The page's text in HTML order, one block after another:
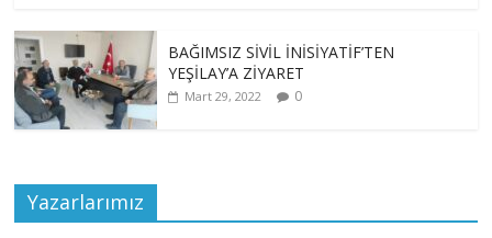
BAĞIMSIZ SİVİL İNİSİYATİF’TEN
YEŞİLAY’A ZİYARET
Mart 29, 2022 0
Yazarlarımız